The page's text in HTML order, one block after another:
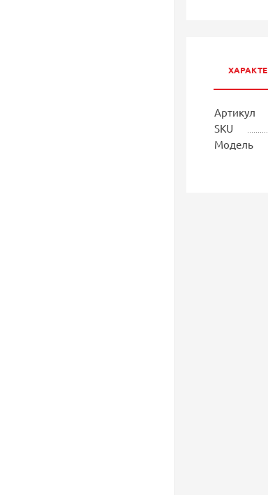
Артикул
SKU
Модель